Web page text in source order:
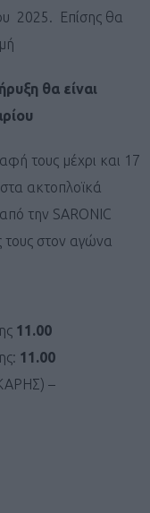
2025. Επίσης θα
θα είναι
τους μέχρι και 17
ακτοπλοϊκά
την SARONIC
τους στον αγώνα
11.00
11.00
–